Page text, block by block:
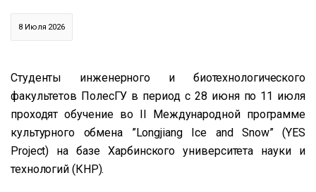
8 Июля 2026
Студенты инженерного и биотехнологического
факультетов ПолесГУ в период с 28 июня по 11 июля
проходят обучение во II Международной программе
культурного обмена ”Longjiang Ice and Snow” (YES
Project) на базе Харбинского университета науки и
технологий (КНР).